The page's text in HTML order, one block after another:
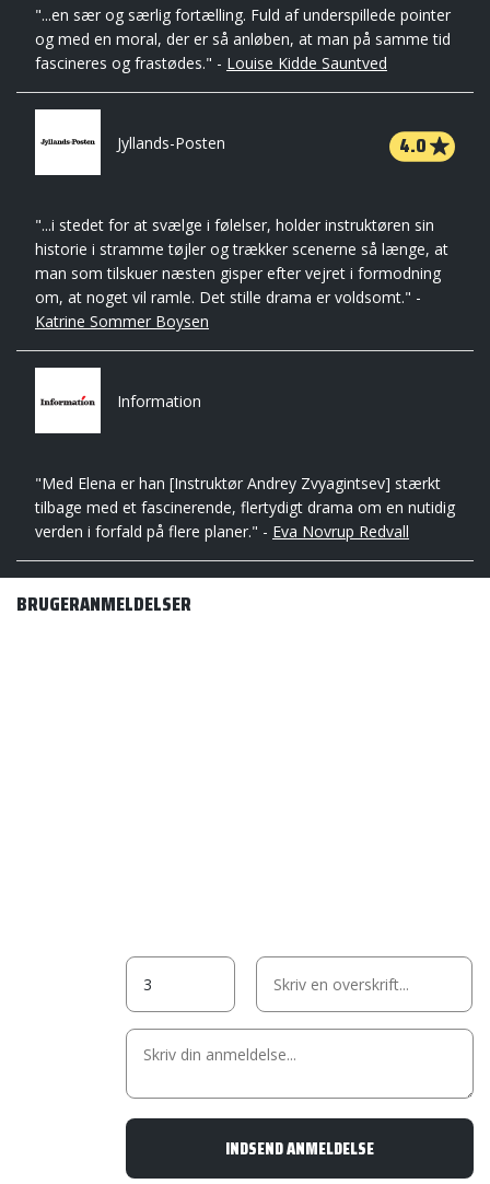
"...en sær og særlig fortælling. Fuld af underspillede pointer
og med en moral, der er så anløben, at man på samme tid
fascineres og frastødes." - Louise Kidde Sauntved
Jyllands-Posten 4.0
"...i stedet for at svælge i følelser, holder instruktøren sin
historie i stramme tøjler og trækker scenerne så længe, at
man som tilskuer næsten gisper efter vejret i formodning
om, at noget vil ramle. Det stille drama er voldsomt." -
Katrine Sommer Boysen
Information
"Med Elena er han [Instruktør Andrey Zvyagintsev] stærkt
tilbage med et fascinerende, flertydigt drama om en nutidig
verden i forfald på flere planer." - Eva Novrup Redvall
BRUGERANMELDELSER